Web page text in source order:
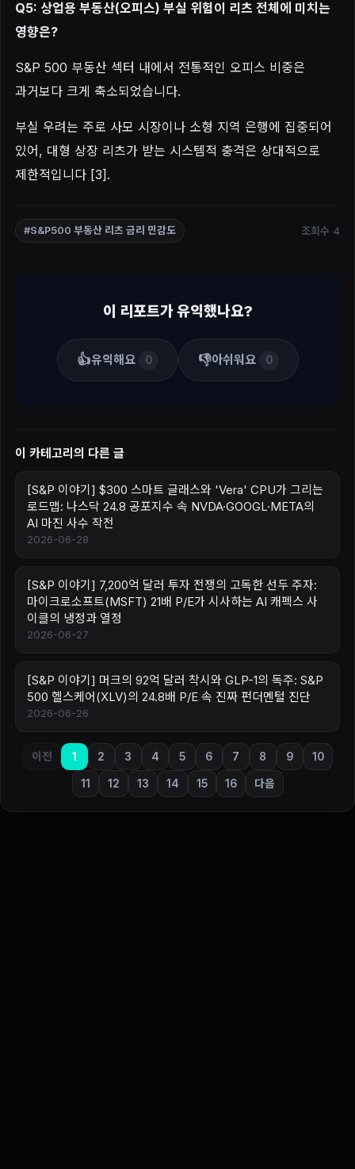
Q5: 상업용 부동산(오피스) 부실 위험이 리츠 전체에 미치는
영향은?
S&P 500 부동산 섹터 내에서 전통적인 오피스 비중은
과거보다 크게 축소되었습니다.
부실 우려는 주로 사모 시장이나 소형 지역 은행에 집중되어
있어, 대형 상장 리츠가 받는 시스템적 충격은 상대적으로
제한적입니다 [3].
#S&P500 부동산 리츠 금리 민감도 조회수 4
이 리포트가 유익했나요?
👍유익해요 0 👎아쉬워요 0
이 카테고리의 다른 글
[S&P 이야기] $300 스마트 글래스와 'Vera' CPU가 그리는
로드맵: 나스닥 24.8 공포지수 속 NVDA·GOOGL·META의
AI 마진 사수 작전
2026-06-28
[S&P 이야기] 7,200억 달러 투자 전쟁의 고독한 선두 주자:
마이크로소프트(MSFT) 21배 P/E가 시사하는 AI 캐펙스 사
이클의 냉정과 열정
2026-06-27
[S&P 이야기] 머크의 92억 달러 착시와 GLP-1의 독주: S&P
500 헬스케어(XLV)의 24.8배 P/E 속 진짜 펀더멘털 진단
2026-06-26
이전 1 2 3 4 5 6 7 8 9 10
11 12 13 14 15 16 다음